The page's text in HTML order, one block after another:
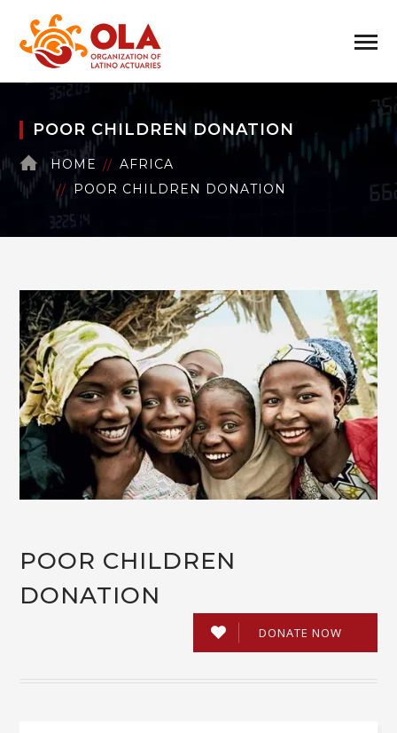
POOR CHILDREN DONATION
HOME
AFRICA
POOR CHILDREN DONATION
POOR CHILDREN
DONATION
DONATE NOW